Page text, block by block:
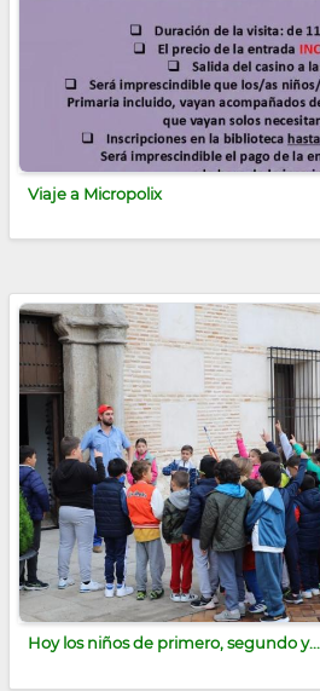
Viaje a Micropolix
Hoy los niños de primero, segundo y...